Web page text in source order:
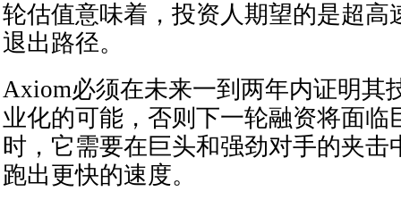
轮估值意味着，投资人期望的是超高
退出路径。
Axiom必须在未来一到两年内证明其
业化的可能，否则下一轮融资将面临
时，它需要在巨头和强劲对手的夹击
跑出更快的速度。